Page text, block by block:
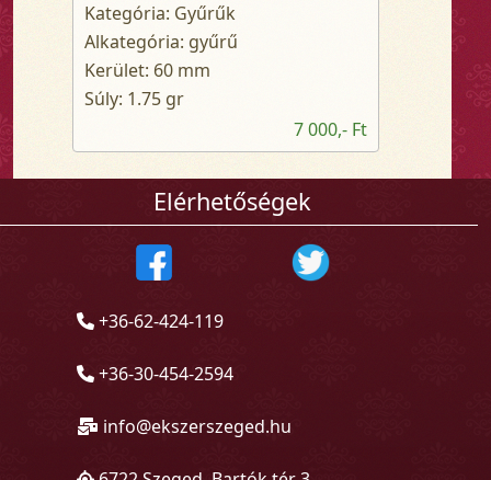
Kategória: Gyűrűk
Alkategória: gyűrű
Kerület: 60 mm
Súly: 1.75 gr
7 000,- Ft
Elérhetőségek
+36-62-424-119
+36-30-454-2594
info@ekszerszeged.hu